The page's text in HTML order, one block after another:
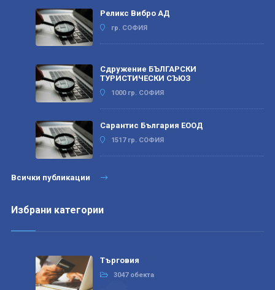
Реликс Вибро АД
гр. СОФИЯ
Сдружение БЪЛГАРСКИ
ТУРИСТИЧЕСКИ СЪЮЗ
1000 гр. СОФИЯ
Сарантис България ЕООД
1517 гр. СОФИЯ
Всички публикации
Избрани категории
Търговия
3047 обекта